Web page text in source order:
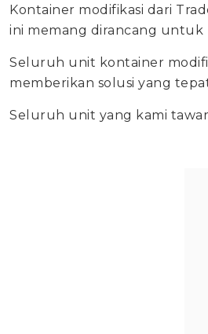
Kontainer modifikasi dari
ini memang dirancang untuk
Seluruh unit kontainer
memberikan solusi yang
Seluruh unit yang kami